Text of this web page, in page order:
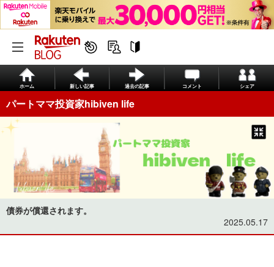
ホーム 新しい記事 過去の記事 コメント シェア
パートママ投資家hibiven life
債券が償還されます。
2025.05.17